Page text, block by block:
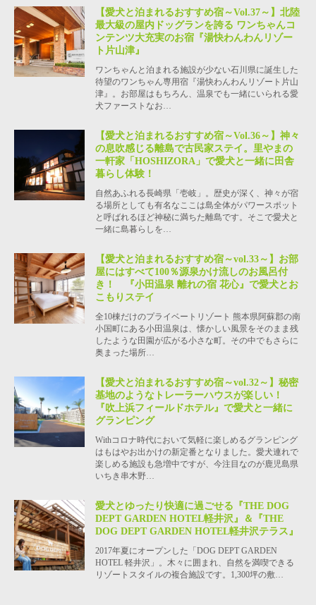
【愛犬と泊まれるおすすめ宿～Vol.37～】北陸
最大級の屋内ドッグランを誇る ワンちゃんコ
ンテンツ大充実のお宿『湯快わんわんリゾー
ト片山津』
ワンちゃんと泊まれる施設が少ない石川県に誕生した
待望のワンちゃん専用宿『湯快わんわんリゾート片山
津』。お部屋はもちろん、温泉でも一緒にいられる愛
犬ファーストなお…
【愛犬と泊まれるおすすめ宿～Vol.36～】神々
の息吹感じる離島で古民家ステイ。里やまの
一軒家「HOSHIZORA」で愛犬と一緒に田舎
暮らし体験！
自然あふれる長崎県「壱岐」。歴史が深く、神々が宿
る場所としても有名なここは島全体がパワースポット
と呼ばれるほど神秘に満ちた離島です。そこで愛犬と
一緒に島暮らしを…
【愛犬と泊まれるおすすめ宿～vol.33～】お部
屋にはすべて100％源泉かけ流しのお風呂付
き！ 『小田温泉 離れの宿 花心』で愛犬とお
こもりステイ
全10棟だけのプライベートリゾート 熊本県阿蘇郡の南
小国町にある小田温泉は、懐かしい風景をそのまま残
したような田園が広がる小さな町。その中でもさらに
奥まった場所…
【愛犬と泊まれるおすすめ宿～vol.32～】秘密
基地のようなトレーラーハウスが楽しい！
『吹上浜フィールドホテル』で愛犬と一緒に
グランピング
Withコロナ時代において気軽に楽しめるグランピング
はもはやお出かけの新定番となりました。愛犬連れで
楽しめる施設も急増中ですが、今注目なのが鹿児島県
いちき串木野…
愛犬とゆったり快適に過ごせる『THE DOG
DEPT GARDEN HOTEL軽井沢』＆『THE
DOG DEPT GARDEN HOTEL軽井沢テラス』
2017年夏にオープンした「DOG DEPT GARDEN
HOTEL 軽井沢」。木々に囲まれ、自然を満喫できる
リゾートスタイルの複合施設です。1,300坪の敷…